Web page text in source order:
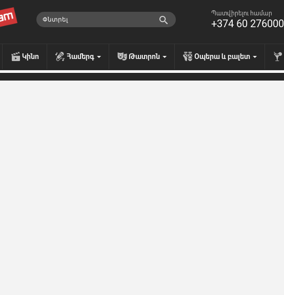
Պատվիրելու համար
+374 60 276000
Կինո Համերգ Թատրոն Օպերա և բալետ